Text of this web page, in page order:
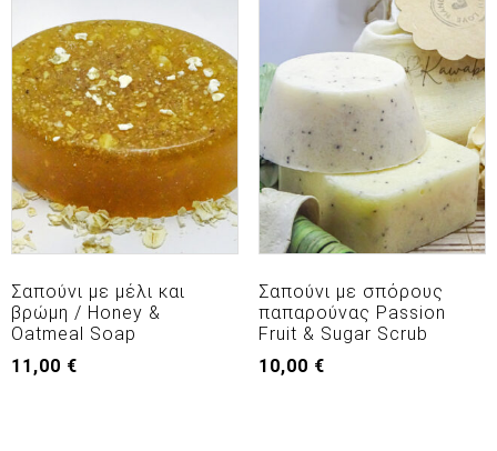
Σαπούνι με μέλι και
βρώμη / Honey &
Oatmeal Soap
11,00 €
Σαπούνι με σπόρους
παπαρούνας Passion
Fruit & Sugar Scrub
10,00 €